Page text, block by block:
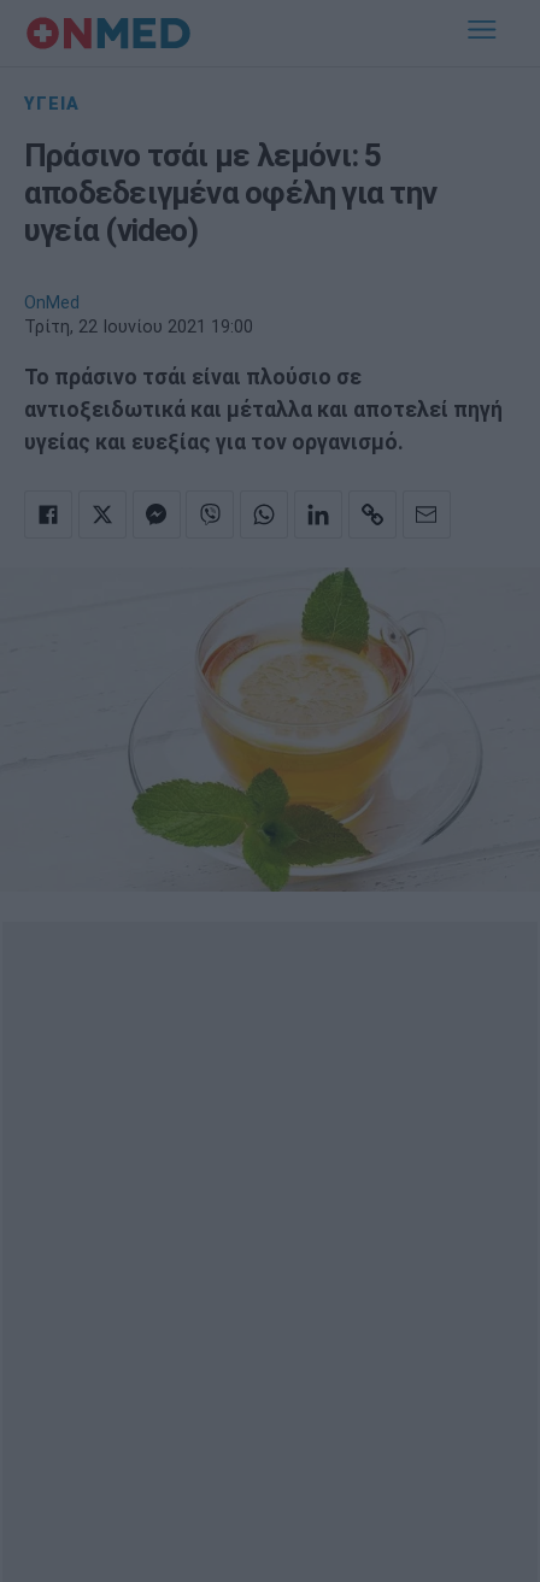
ΥΓΕΙΑ
Πράσινο τσάι με λεμόνι: 5
αποδεδειγμένα οφέλη για την
υγεία (video)
OnMed
Τρίτη, 22 Ιουνίου 2021 19:00
Το πράσινο τσάι είναι πλούσιο σε
αντιοξειδωτικά και μέταλλα και αποτελεί πηγή
υγείας και ευεξίας για τον οργανισμό.